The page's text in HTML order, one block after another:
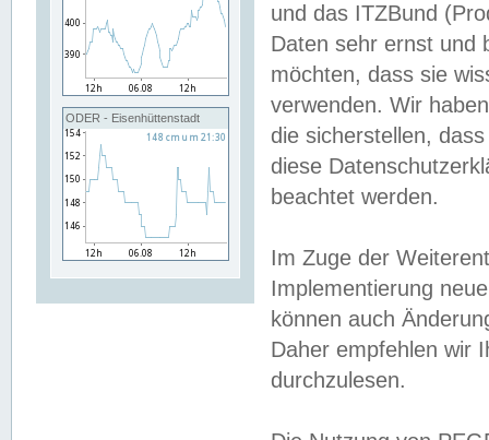
ODER - Eisenhüttenstadt
und das ITZBund
Daten sehr ernst und
möchten, dass sie
verwenden. Wir
die sicherstellen,
diese
beachtet werden.
Im Zuge der
Implementierung
können auch
Daher empfehlen wir
durchzulesen.